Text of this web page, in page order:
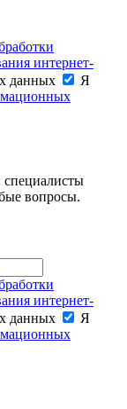
интернет-
данных
Я
вопросы.
интернет-
данных
Я